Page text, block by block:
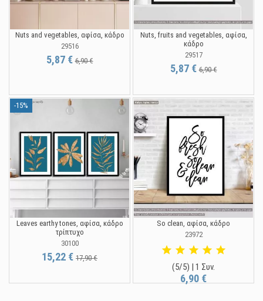
Nuts and vegetables, αφίσα, κάδρο
29516
5,87 €6,90 €
Nuts, fruits and vegetables, αφίσα,
κάδρο
29517
5,87 €6,90 €
-15%
Leaves earthy tones, αφίσα, κάδρο
τρίπτυχο
30100
15,22 € 17,90 €
So clean, αφίσα, κάδρο
23972
(5/5) | 1 Συν.
6,90 €